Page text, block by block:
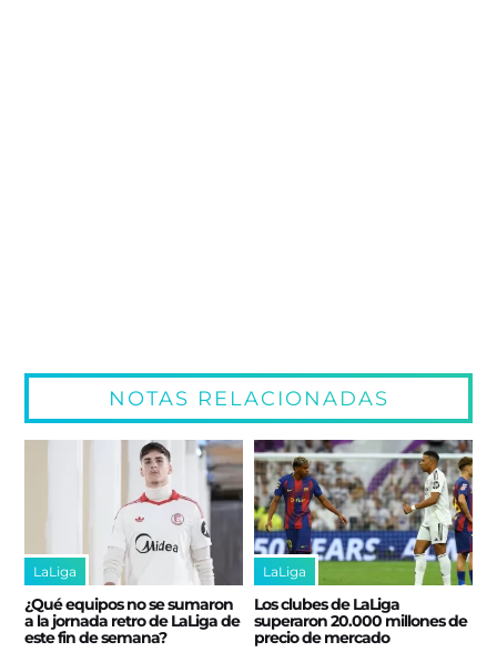
NOTAS RELACIONADAS
LaLiga
¿Qué equipos no se sumaron
a la jornada retro de LaLiga de
este fin de semana?
LaLiga
Los clubes de LaLiga
superaron 20.000 millones de
precio de mercado